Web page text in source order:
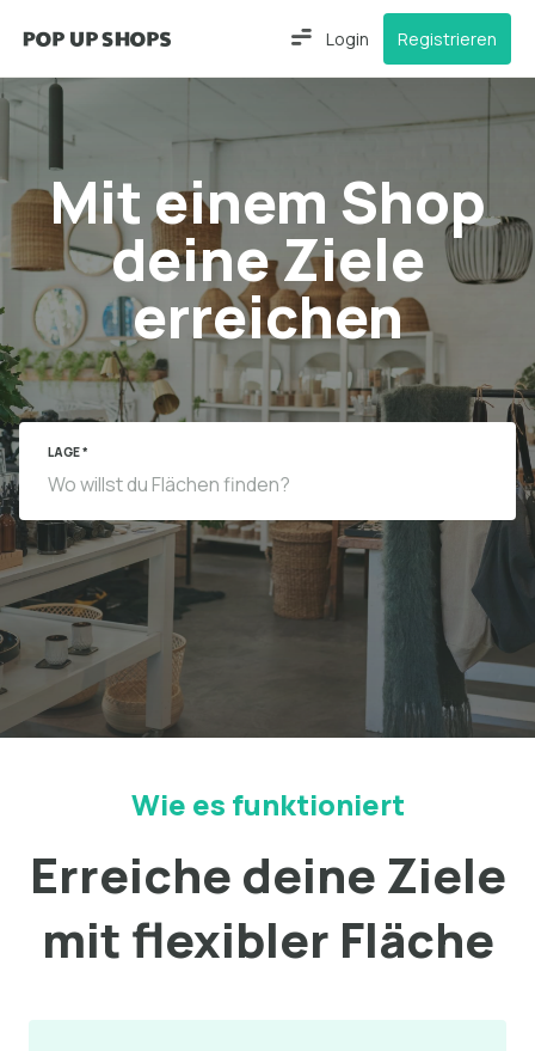
Login Registrieren
Mit einem Shop
deine Ziele
erreichen
LAGE *
Wie es funktioniert
Erreiche deine Ziele
mit flexibler Fläche